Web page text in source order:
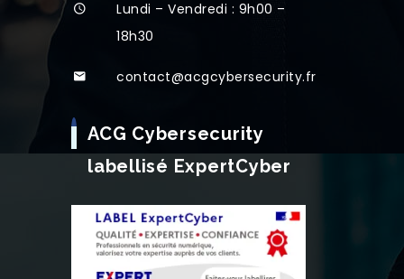
Lundi – Vendredi : 9h00 –
18h30
contact@acgcybersecurity.fr
ACG Cybersecurity
labellisé ExpertCyber